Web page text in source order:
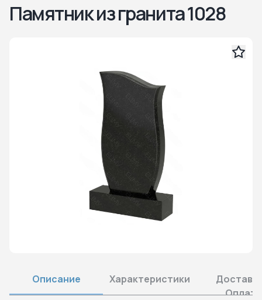
Памятник из гранита 1028
Описание Характеристики
Оплата